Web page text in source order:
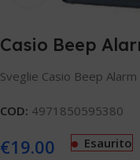
Casio Beep
Sveglie Casio Beep
COD: 4971850595380
€19.00 Esaurito